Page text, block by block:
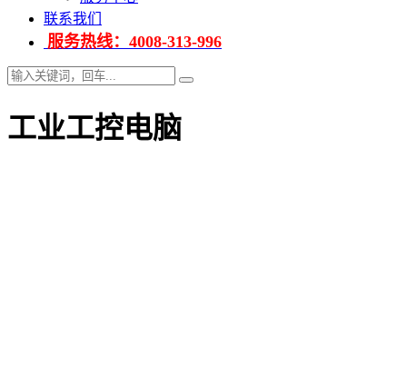
联系我们
服务热线：4008-313-996
工业工控电脑